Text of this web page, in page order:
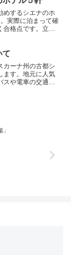
めするシエナのホ
実際に泊まって確
格点です。立地
泊まればリピー
時期は宿の予約は
て
カーナ州の古都シ
ます。地元に人気
や電車の交通案